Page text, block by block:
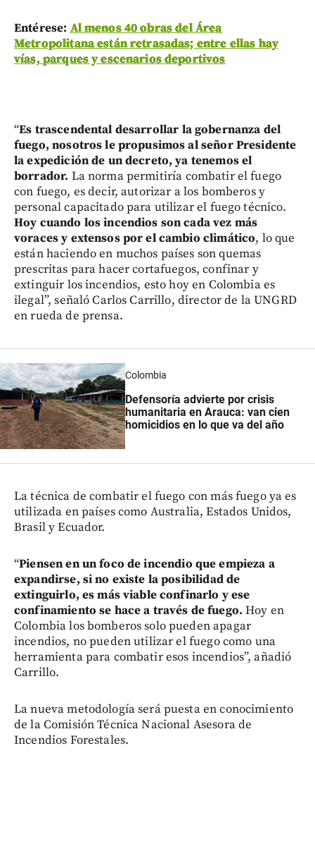
Entérese: Al menos 40 obras del Área
Metropolitana están retrasadas; entre ellas hay
vías, parques y escenarios deportivos
“Es trascendental desarrollar la gobernanza del
fuego, nosotros le propusimos al señor Presidente
la expedición de un decreto, ya tenemos el
borrador. La norma permitiría combatir el fuego
con fuego, es decir, autorizar a los bomberos y
personal capacitado para utilizar el fuego técnico.
Hoy cuando los incendios son cada vez más
voraces y extensos por el cambio climático, lo que
están haciendo en muchos países son quemas
prescritas para hacer cortafuegos, confinar y
extinguir los incendios, esto hoy en Colombia es
ilegal”, señaló Carlos Carrillo, director de la UNGRD
en rueda de prensa.
Colombia
Defensoría advierte por crisis
humanitaria en Arauca: van cien
homicidios en lo que va del año
La técnica de combatir el fuego con más fuego ya es
utilizada en países como Australia, Estados Unidos,
Brasil y Ecuador.
“Piensen en un foco de incendio que empieza a
expandirse, si no existe la posibilidad de
extinguirlo, es más viable confinarlo y ese
confinamiento se hace a través de fuego. Hoy en
Colombia los bomberos solo pueden apagar
incendios, no pueden utilizar el fuego como una
herramienta para combatir esos incendios”, añadió
Carrillo.
La nueva metodología será puesta en conocimiento
de la Comisión Técnica Nacional Asesora de
Incendios Forestales.